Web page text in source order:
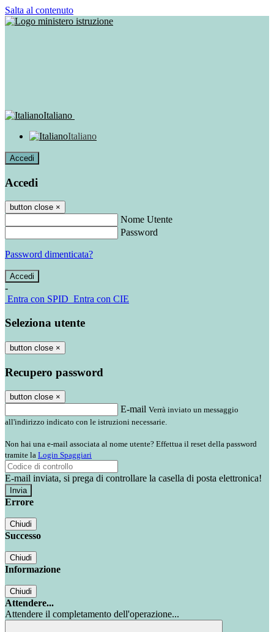
Salta al contenuto
Italiano
Italiano
Accedi
Accedi
button close ×
Nome Utente
Password
Password dimenticata?
-
Entra con SPID Entra con CIE
Seleziona utente
button close ×
Recupero password
button close ×
E-mail Verrà inviato un messaggio
all'indirizzo indicato con le istruzioni necessarie.
Non hai una e-mail associata al nome utente? Effettua il reset della password
tramite la Login Spaggiari
E-mail inviata, si prega di controllare la casella di posta elettronica!
Errore
Chiudi
Successo
Chiudi
Informazione
Chiudi
Attendere...
Attendere il completamento dell'operazione...